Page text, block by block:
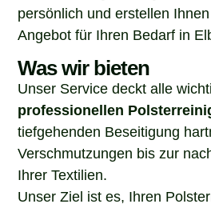
persönlich und erstellen
Angebot für Ihren Bedarf in
Was wir bieten
Unser Service deckt alle
professionellen
tiefgehenden Beseitigung
Verschmutzungen bis zur
Ihrer Textilien.
Unser Ziel ist es, Ihren